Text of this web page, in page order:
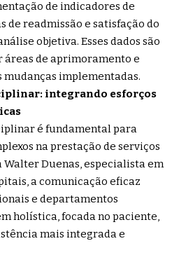
de indicadores de
de readmissão e satisfação do
objetiva. Esses dados são
de aprimoramento e
implementadas.
integrando esforços
é fundamental para
na prestação de serviços
Walter Duenas, especialista em
a comunicação eficaz
e departamentos
holística, focada no paciente,
mais integrada e